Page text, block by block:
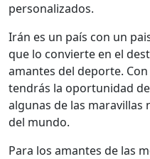
personalizados.
Irán es un país con un
que lo convierte en el
amantes del deporte.
tendrás la oportunidad
algunas de las
del mundo.
Para los amantes de las